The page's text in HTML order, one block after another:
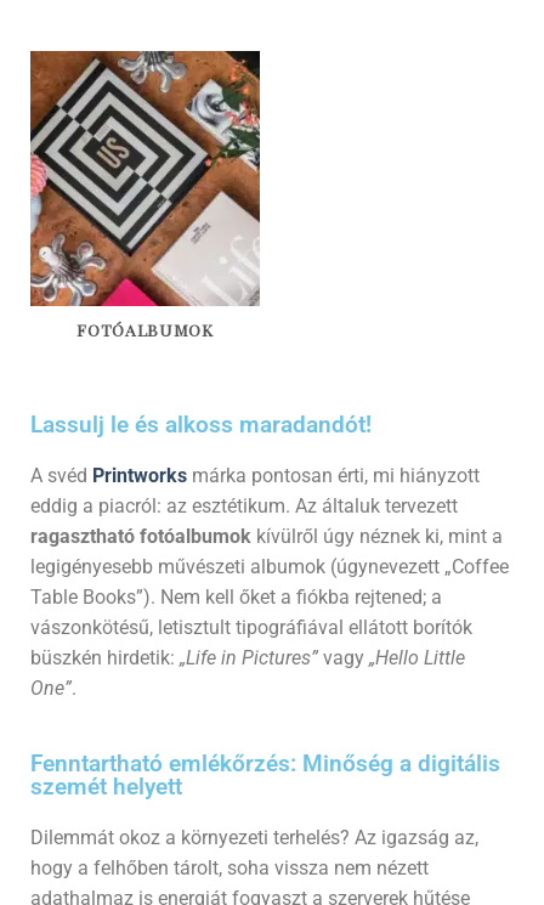
FOTÓALBUMOK
Lassulj le és alkoss maradandót!
A svéd Printworks márka pontosan érti, mi hiányzott
eddig a piacról: az esztétikum. Az általuk tervezett
ragasztható fotóalbumok kívülről úgy néznek ki, mint a
legigényesebb művészeti albumok (úgynevezett „Coffee
Table Books”). Nem kell őket a fiókba rejtened; a
vászonkötésű, letisztult tipográfiával ellátott borítók
büszkén hirdetik: „Life in Pictures” vagy „Hello Little
One”.
Fenntartható emlékőrzés: Minőség a digitális
szemét helyett
Dilemmát okoz a környezeti terhelés? Az igazság az,
hogy a felhőben tárolt, soha vissza nem nézett
adathalmaz is energiát fogyaszt a szerverek hűtése